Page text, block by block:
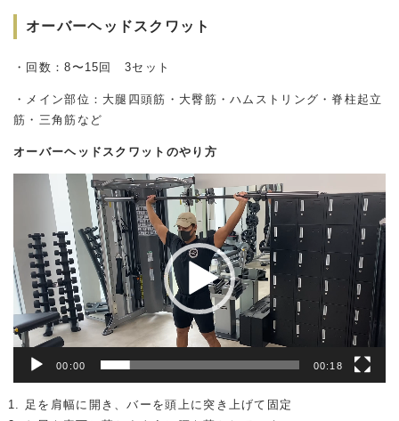
オーバーヘッドスクワット
・回数：8〜15回 3セット
・メイン部位：大腿四頭筋・大臀筋・ハムストリング・脊柱起立
筋・三角筋など
オーバーヘッドスクワットのやり方
レ
ー
ヤ
ー
00:00 00:18
足を肩幅に開き、バーを頭上に突き上げて固定